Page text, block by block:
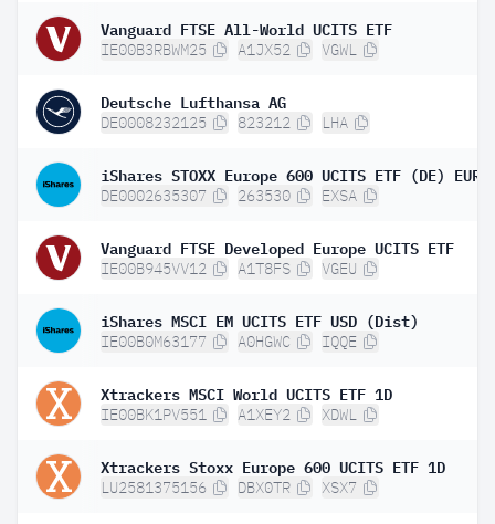
Vanguard FTSE All-World UCITS ETF
IE00B3RBWM25 A1JX52 VGWL
Deutsche Lufthansa AG
DE0008232125 823212 LHA
DE0002635307 263530 EXSA
Vanguard FTSE Developed Europe UCITS ETF
IE00B945VV12 A1T8FS VGEU
iShares MSCI EM UCITS ETF USD (Dist)
IE00B0M63177 A0HGWC IQQE
Xtrackers MSCI World UCITS ETF 1D
IE00BK1PV551 A1XEY2 XDWL
Xtrackers Stoxx Europe 600 UCITS ETF 1D
LU2581375156 DBX0TR XSX7